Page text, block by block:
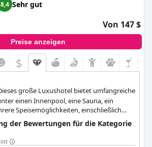
sich zufrieden über ihren Aufenthalt.
8,4 Sehr gut
Von 147 $
Preise anzeigen
$
große Luxushotel bietet umfangreiche
einen Innenpool, eine Sauna, ein
Speisemöglichkeiten, einschließlich
Es verfügt auch über eine der
in Europa.
der Bewertungen für die Kategorie